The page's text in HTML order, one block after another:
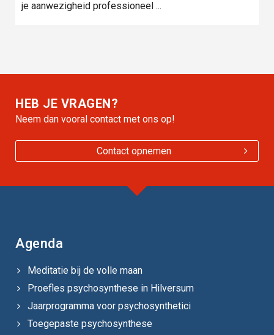
je aanwezigheid professioneel ...
HEB JE VRAGEN?
Neem dan vooral contact met ons op!
Contact opnemen
Agenda
Meditatie bij de volle maan
Proefles psychosynthese in Hilversum
Jaarprogramma voor psychosynthetici
Toegepaste psychosynthese